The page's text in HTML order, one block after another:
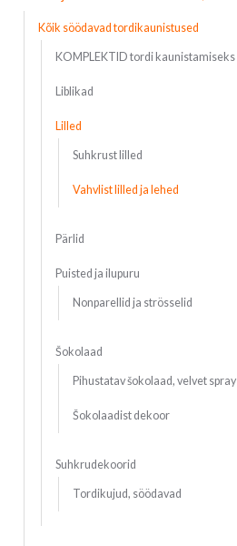
Kõik söödavad tordikaunistused
KOMPLEKTID tordi kaunistamiseks
Liblikad
Lilled
Suhkrust lilled
Vahvlist lilled ja lehed
Pärlid
Puisted ja ilupuru
Nonparellid ja strösselid
Šokolaad
Pihustatav šokolaad, velvet spray
Šokolaadist dekoor
Suhkrudekoorid
Tordikujud, söödavad